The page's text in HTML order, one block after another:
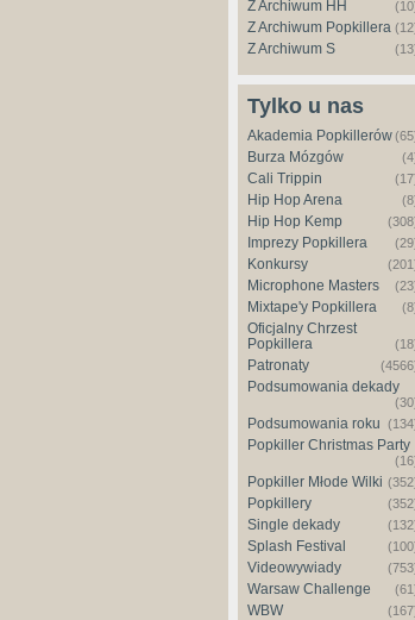
Z Archiwum HH
Z Archiwum Popkillera
Z Archiwum S
Tylko u nas
Akademia Popkillerów
Burza Mózgów
Cali Trippin
Hip Hop Arena
Hip Hop Kemp
Imprezy Popkillera
Konkursy
Microphone Masters
Mixtape'y Popkillera
Oficjalny Chrzest
Popkillera
Patronaty
Podsumowania dekady
Podsumowania roku
Popkiller Christmas Party
Popkiller Młode Wilki
Popkillery
Single dekady
Splash Festival
Videowywiady
Warsaw Challenge
WBW